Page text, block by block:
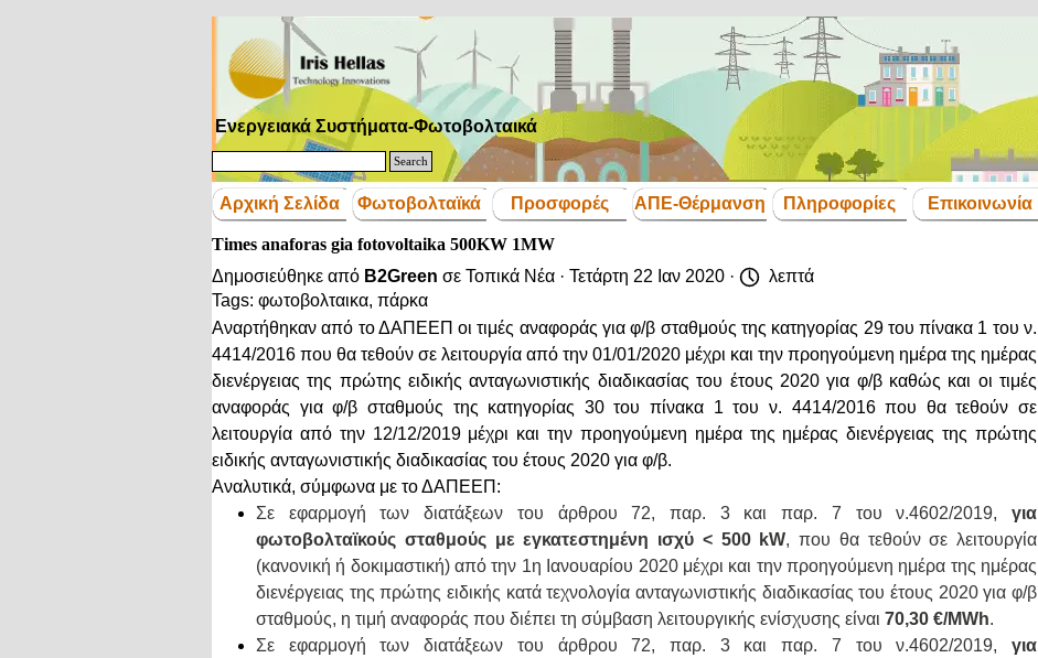
Ενεργειακά Συστήματα-Φωτοβολταικά
Search
Παράλειψη μενού
Αρχική Σελίδα Φωτοβολταϊκά ▼
Προσφορές ▼
ΑΠΕ-Θέρμανση ▼
Πληροφορίες ▼
Επικοινωνία
Times anaforas gia fotovoltaika 500KW 1MW
Δημοσιεύθηκε από B2Green σε Τοπικά Νέα · Τετάρτη 22 Ιαν 2020 ·
λεπτά
Tags: φωτοβολταικα, πάρκα
Αναρτήθηκαν από το ΔΑΠΕΕΠ οι τιμές αναφοράς για φ/β σταθμούς της κατηγορίας 29 του πίνακα 1 του ν.
4414/2016 που θα τεθούν σε λειτουργία από την 01/01/2020 μέχρι και την προηγούμενη ημέρα της ημέρας
διενέργειας της πρώτης ειδικής ανταγωνιστικής διαδικασίας του έτους 2020 για φ/β καθώς και οι τιμές
αναφοράς για φ/β σταθμούς της κατηγορίας 30 του πίνακα 1 του ν. 4414/2016 που θα τεθούν σε
λειτουργία από την 12/12/2019 μέχρι και την προηγούμενη ημέρα της ημέρας διενέργειας της πρώτης
ειδικής ανταγωνιστικής διαδικασίας του έτους 2020 για φ/β.
Αναλυτικά, σύμφωνα με το ΔΑΠΕΕΠ:
Σε εφαρμογή των διατάξεων του άρθρου 72, παρ. 3 και παρ. 7 του ν.4602/2019,
για
φωτοβολταϊκούς σταθμούς με εγκατεστημένη ισχύ < 500 kW, που θα τεθούν σε λειτουργία
(κανονική ή δοκιμαστική) από την 1η Ιανουαρίου 2020 μέχρι και την προηγούμενη ημέρα της ημέρας
διενέργειας της πρώτης ειδικής κατά τεχνολογία ανταγωνιστικής διαδικασίας του έτους 2020 για φ/β
σταθμούς, η τιμή αναφοράς που διέπει τη σύμβαση λειτουργικής ενίσχυσης είναι 70,30 €/MWh.
Σε εφαρμογή των διατάξεων του άρθρου 72, παρ. 3 και παρ. 7 του ν.4602/2019,
για